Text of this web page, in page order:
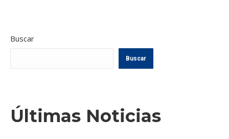
Buscar
Buscar
Últimas Noticias